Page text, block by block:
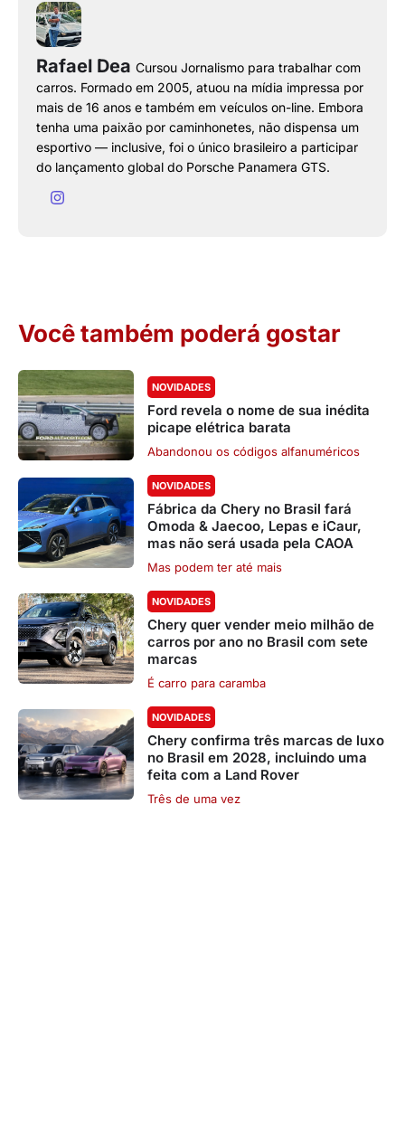
Rafael Dea Cursou Jornalismo para trabalhar com
carros. Formado em 2005, atuou na mídia impressa por
mais de 16 anos e também em veículos on-line. Embora
tenha uma paixão por caminhonetes, não dispensa um
esportivo — inclusive, foi o único brasileiro a participar
do lançamento global do Porsche Panamera GTS.
Você também poderá gostar
NOVIDADES
Ford revela o nome de sua inédita
picape elétrica barata
Abandonou os códigos alfanuméricos
NOVIDADES
Fábrica da Chery no Brasil fará
Omoda & Jaecoo, Lepas e iCaur,
mas não será usada pela CAOA
Mas podem ter até mais
NOVIDADES
Chery quer vender meio milhão de
carros por ano no Brasil com sete
marcas
É carro para caramba
NOVIDADES
Chery confirma três marcas de luxo
no Brasil em 2028, incluindo uma
feita com a Land Rover
Três de uma vez